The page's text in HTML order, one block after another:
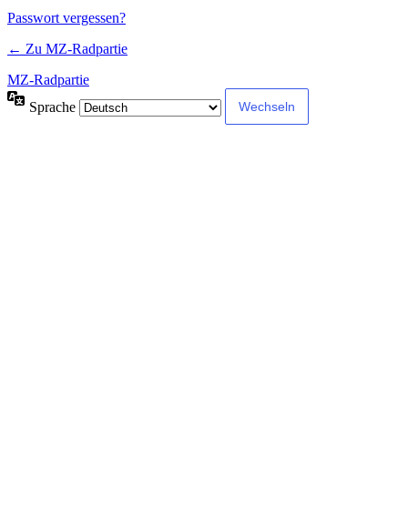
Passwort vergessen?
← Zu MZ-Radpartie
MZ-Radpartie
Sprache